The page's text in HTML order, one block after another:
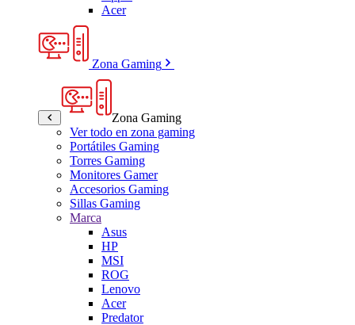
Acer
Zona Gaming
Zona Gaming
Ver todo en zona gaming
Portátiles Gaming
Torres Gaming
Monitores Gamer
Accesorios Gaming
Sillas Gaming
Marca
Asus
HP
MSI
ROG
Lenovo
Acer
Predator